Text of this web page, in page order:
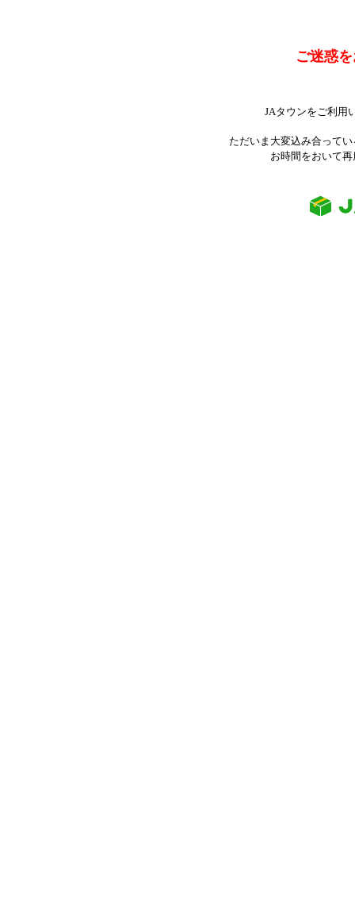
ご迷惑
JAタウンをご利用
ただいま大変込み合って
お時間をおいて